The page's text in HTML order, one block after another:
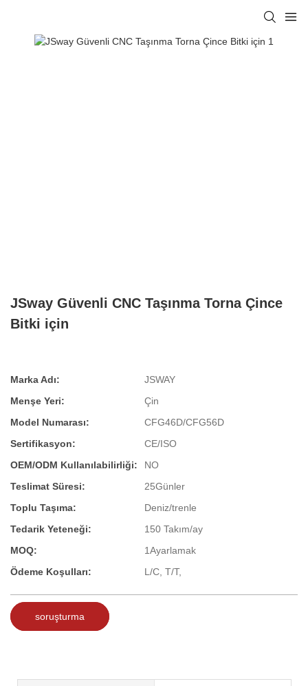
JSway Güvenli CNC Taşınma Torna Çince
Bitki için
Marka Adı:
JSWAY
Menşe Yeri:
Çin
Model Numarası:
CFG46D/CFG56D
Sertifikasyon:
CE/ISO
OEM/ODM Kullanılabilirliği:
NO
Teslimat Süresi:
25Günler
Toplu Taşıma:
Deniz/trenle
Tedarik Yeteneği:
150 Takım/ay
MOQ:
1Ayarlamak
Ödeme Koşulları:
L/C, T/T,
soruşturma